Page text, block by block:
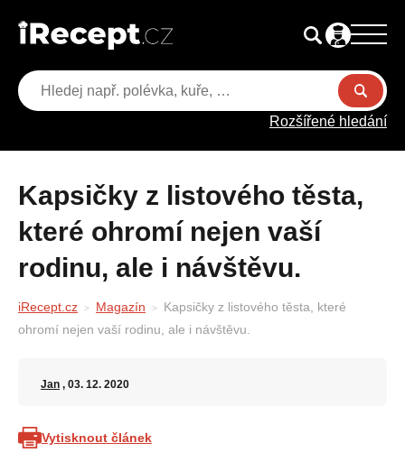
Rozšířené hledání
Kapsičky z listového těsta,
které ohromí nejen vaší
rodinu, ale i návštěvu.
iRecept.cz Magazín
Kapsičky z listového těsta, které
ohromí nejen vaší rodinu, ale i návštěvu.
Jan , 03. 12. 2020
Vytisknout článek